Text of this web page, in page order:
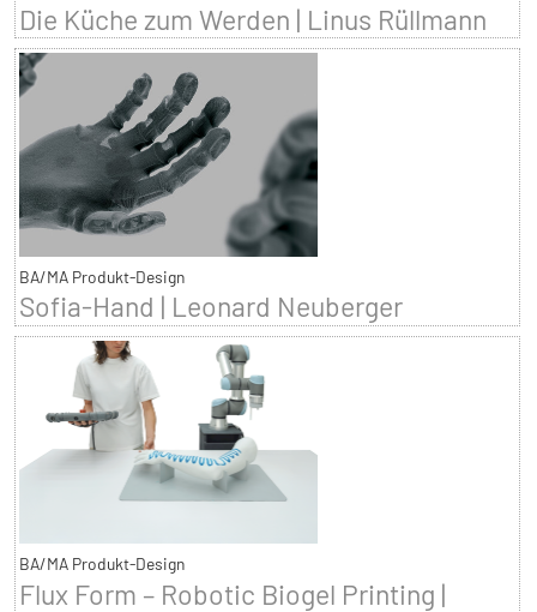
Die Küche zum Werden | Linus Rüllmann
BA/MA Produkt-Design
Sofia-Hand | Leonard Neuberger
BA/MA Produkt-Design
Flux Form – Robotic Biogel Printing |